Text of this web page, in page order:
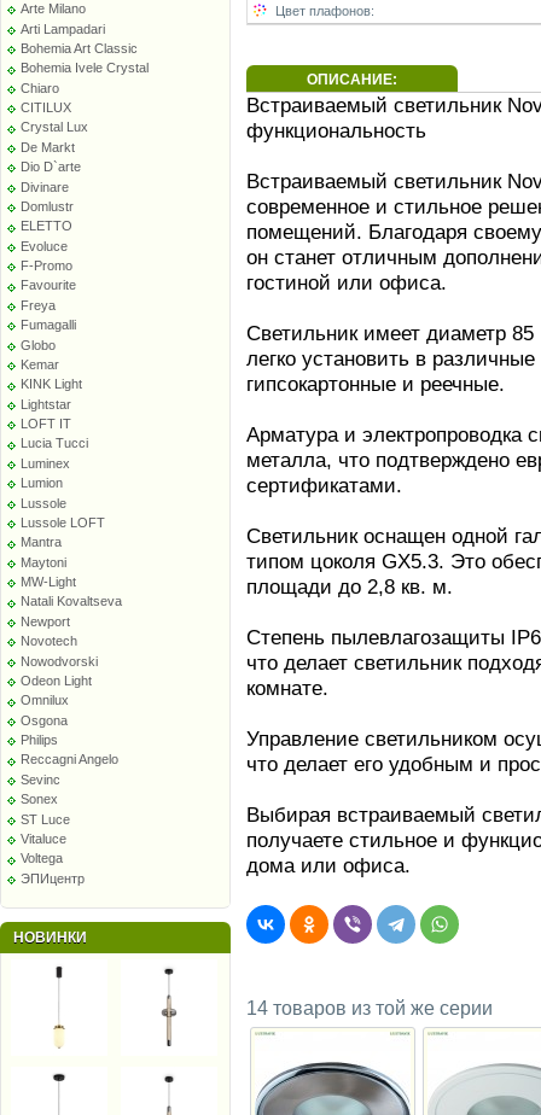
Arte Milano
Arti Lampadari
Bohemia Art Classic
Bohemia Ivele Crystal
Chiaro
CITILUX
Crystal Lux
De Markt
Dio D`arte
Divinare
Domlustr
ELETTO
Evoluce
F-Promo
Favourite
Freya
Fumagalli
Globo
Kemar
KINK Light
Lightstar
LOFT IT
Lucia Tucci
Luminex
Lumion
Lussole
Lussole LOFT
Mantra
Maytoni
MW-Light
Natali Kovaltseva
Newport
Novotech
Nowodvorski
Odeon Light
Omnilux
Osgona
Philips
Reccagni Angelo
Sevinc
Sonex
ST Luce
Vitaluce
Voltega
ЭПИцентр
НОВИНКИ
Цвет плафонов:
ОПИСАНИЕ:
Встраиваемый светильник
функциональность
Встраиваемый светильник
современное и стильное
помещений. Благодаря
он станет отличным
гостиной или офиса.
Светильник имеет диаметр
легко установить в
гипсокартонные и реечные.
Арматура и электропроводка
металла, что подтверждено
сертификатами.
Светильник оснащен одной
типом цоколя GX5.3. Это
площади до 2,8 кв. м.
Степень пылевлагозащиты
что делает светильник
комнате.
Управление светильником
что делает его удобным и
Выбирая встраиваемый
получаете стильное и
дома или офиса.
14 товаров из той же серии